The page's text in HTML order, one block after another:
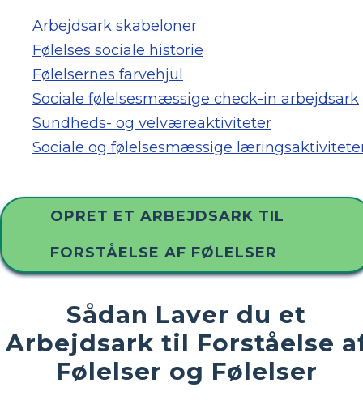
Arbejdsark skabeloner
Følelses sociale historie
Følelsernes farvehjul
Sociale følelsesmæssige check-in arbejdsark
Sundheds- og velværeaktiviteter
Sociale og følelsesmæssige
OPRET ET ARBEJDSARK TIL
FORSTÅELSE AF FØLELSER
Sådan Laver du et
Arbejdsark til Forståelse
Følelser og Følelser